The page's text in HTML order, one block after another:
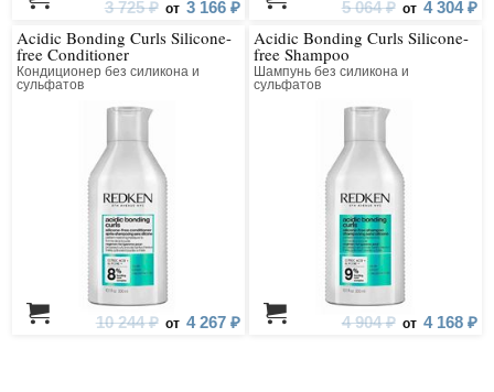
3 725 ₽ от 3 166 ₽ 5 064 ₽ от 4 304 ₽
Acidic Bonding Curls Silicone-
free Conditioner
Кондиционер без силикона и
сульфатов
10 244 ₽ от 4 267 ₽
Acidic Bonding Curls Silicone-
free Shampoo
Шампунь без силикона и
сульфатов
4 904 ₽ от 4 168 ₽